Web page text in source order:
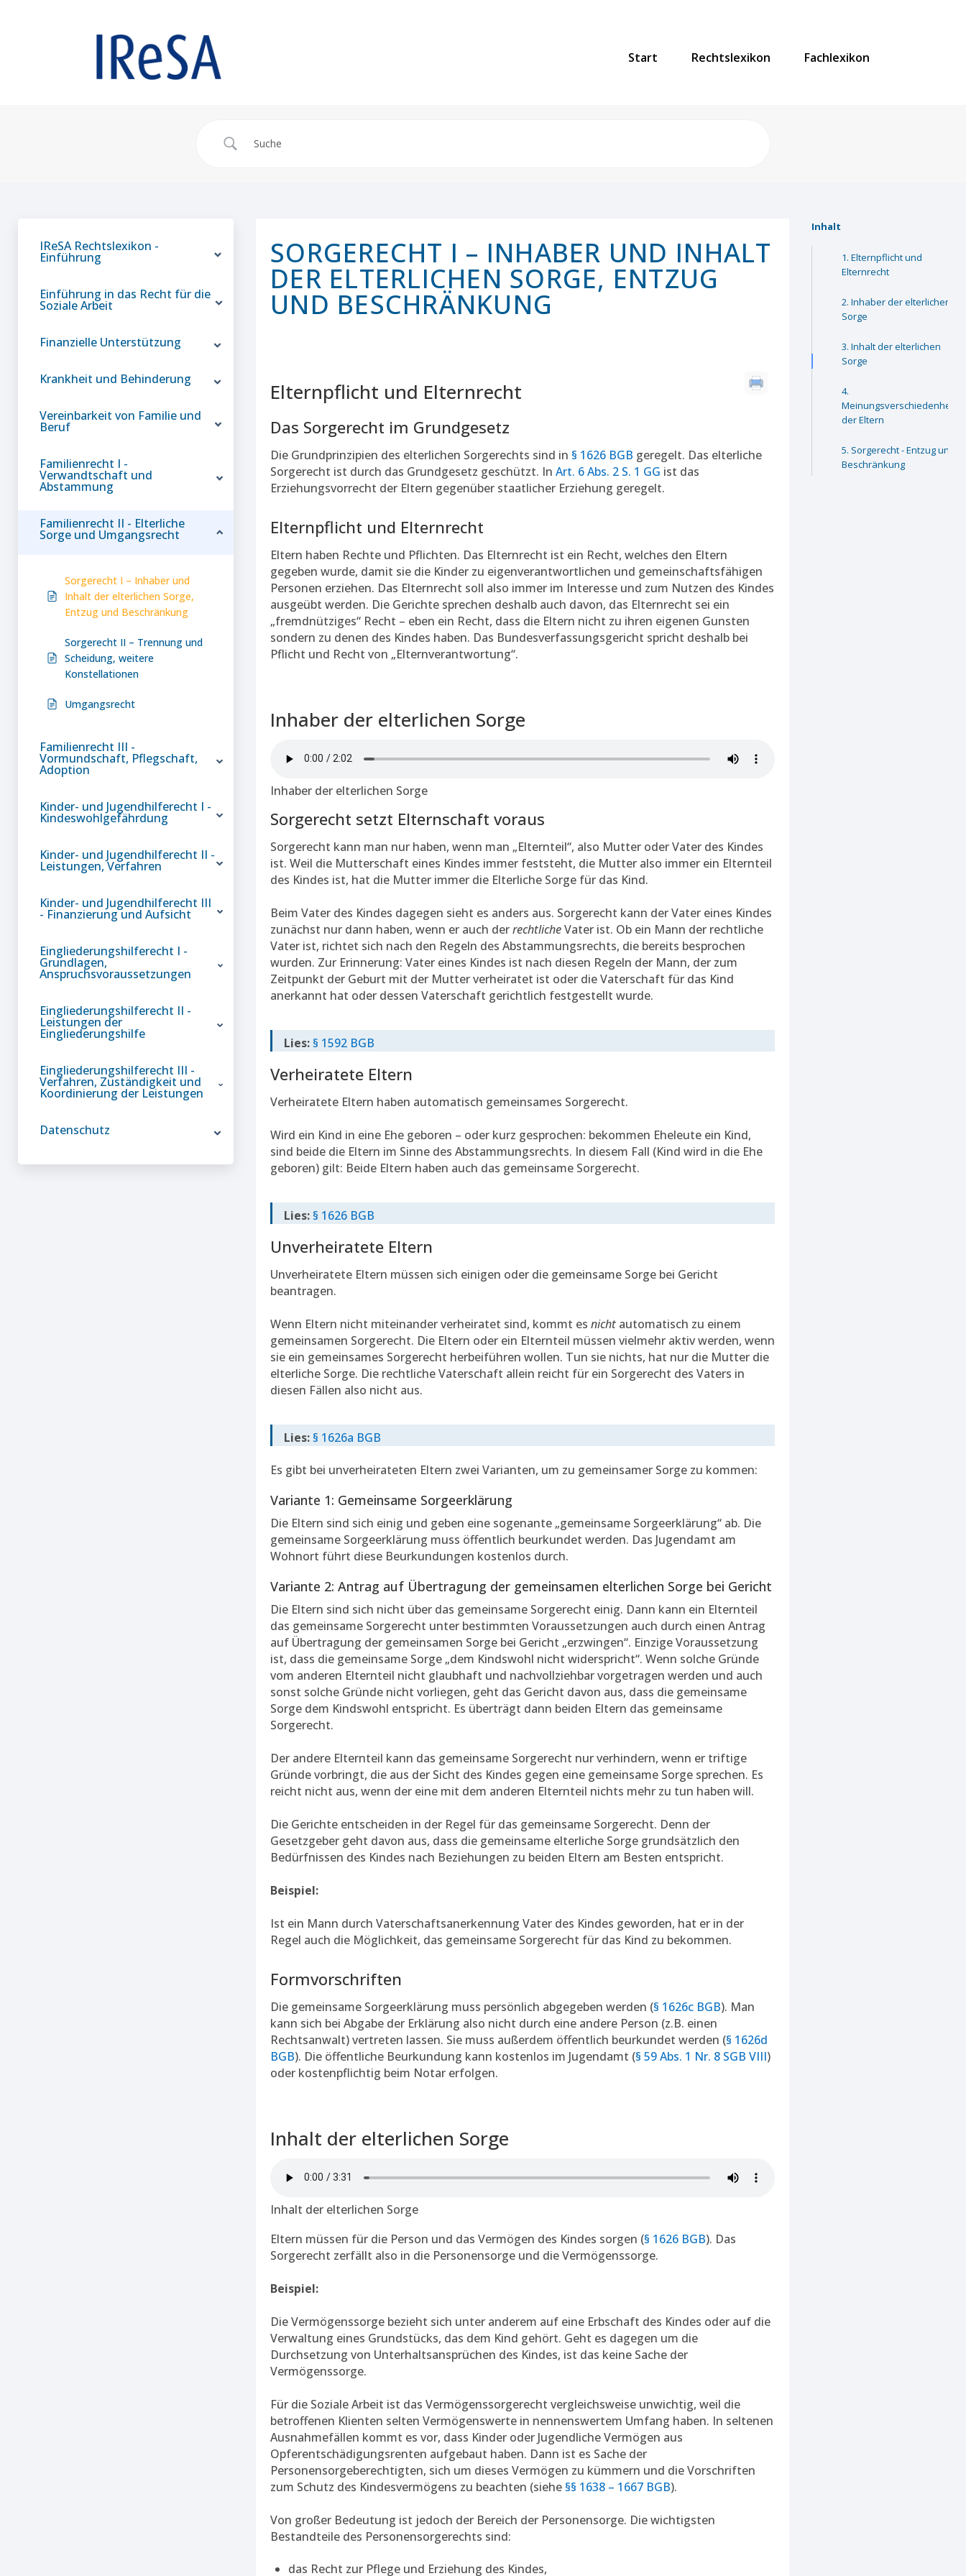
Start Rechtslexikon Fachlexikon
IReSA Rechtslexikon -
Einführung
Einführung in das Recht für die
Soziale Arbeit
Finanzielle Unterstützung
Krankheit und Behinderung
Vereinbarkeit von Familie und
Beruf
Familienrecht I -
Verwandtschaft und
Abstammung
Familienrecht II - Elterliche
Sorge und Umgangsrecht
Sorgerecht I – Inhaber und
Inhalt der elterlichen Sorge,
Entzug und Beschränkung
Sorgerecht II – Trennung und
Scheidung, weitere
Konstellationen
Umgangsrecht
Familienrecht III -
Vormundschaft, Pflegschaft,
Adoption
Kinder- und Jugendhilferecht I -
Kindeswohlgefährdung
Kinder- und Jugendhilferecht II -
Leistungen, Verfahren
Kinder- und Jugendhilferecht III
- Finanzierung und Aufsicht
Eingliederungshilferecht I -
Grundlagen,
Anspruchsvoraussetzungen
Eingliederungshilferecht II -
Leistungen der
Eingliederungshilfe
Eingliederungshilferecht III -
Verfahren, Zuständigkeit und
Koordinierung der Leistungen
Datenschutz
SORGERECHT I – INHABER UND INHALT
DER ELTERLICHEN SORGE, ENTZUG
UND BESCHRÄNKUNG
Elternpflicht und Elternrecht
Das Sorgerecht im Grundgesetz
Die Grundprinzipien des elterlichen Sorgerechts sind in § 1626 BGB geregelt. Das elterliche
Sorgerecht ist durch das Grundgesetz geschützt. In Art. 6 Abs. 2 S. 1 GG ist das
Erziehungsvorrecht der Eltern gegenüber staatlicher Erziehung geregelt.
Elternpflicht und Elternrecht
Eltern haben Rechte und Pflichten. Das Elternrecht ist ein Recht, welches den Eltern
gegeben wurde, damit sie die Kinder zu eigenverantwortlichen und gemeinschaftsfähigen
Personen erziehen. Das Elternrecht soll also immer im Interesse und zum Nutzen des Kindes
ausgeübt werden. Die Gerichte sprechen deshalb auch davon, das Elternrecht sei ein
„fremdnütziges“ Recht – eben ein Recht, dass die Eltern nicht zu ihren eigenen Gunsten
sondern zu denen des Kindes haben. Das Bundesverfassungsgericht spricht deshalb bei
Pflicht und Recht von „Elternverantwortung“.
Inhaber der elterlichen Sorge
Inhaber der elterlichen Sorge
Sorgerecht setzt Elternschaft voraus
Sorgerecht kann man nur haben, wenn man „Elternteil“, also Mutter oder Vater des Kindes
ist. Weil die Mutterschaft eines Kindes immer feststeht, die Mutter also immer ein Elternteil
des Kindes ist, hat die Mutter immer die Elterliche Sorge für das Kind.
Beim Vater des Kindes dagegen sieht es anders aus. Sorgerecht kann der Vater eines Kindes
zunächst nur dann haben, wenn er auch derrechtlicheVater ist. Ob ein Mann der rechtliche
Vater ist, richtet sich nach den Regeln des Abstammungsrechts, die bereits besprochen
wurden. Zur Erinnerung: Vater eines Kindes ist nach diesen Regeln der Mann, der zum
Zeitpunkt der Geburt mit der Mutter verheiratet ist oder die Vaterschaft für das Kind
anerkannt hat oder dessen Vaterschaft gerichtlich festgestellt wurde.
Lies:§ 1592 BGB
Verheiratete Eltern
Verheiratete Eltern haben automatisch gemeinsames Sorgerecht.
Wird ein Kind in eine Ehe geboren – oder kurz gesprochen: bekommen Eheleute ein Kind,
sind beide die Eltern im Sinne des Abstammungsrechts. In diesem Fall (Kind wird in die Ehe
geboren) gilt: Beide Eltern haben auch das gemeinsame Sorgerecht.
Lies:§ 1626 BGB
Unverheiratete Eltern
Unverheiratete Eltern müssen sich einigen oder die gemeinsame Sorge bei Gericht
beantragen.
Wenn Eltern nicht miteinander verheiratet sind, kommt es nichtautomatisch zu einem
gemeinsamen Sorgerecht. Die Eltern oder ein Elternteil müssen vielmehr aktiv werden, wenn
sie ein gemeinsames Sorgerecht herbeiführen wollen. Tun sie nichts, hat nur die Mutter die
elterliche Sorge. Die rechtliche Vaterschaft allein reicht für ein Sorgerecht des Vaters in
diesen Fällen also nicht aus.
Lies:§ 1626a BGB
Es gibt bei unverheirateten Eltern zwei Varianten, um zu gemeinsamer Sorge zu kommen:
Variante 1: Gemeinsame Sorgeerklärung
Die Eltern sind sich einig und geben eine sogenante „gemeinsame Sorgeerklärung“ ab. Die
gemeinsame Sorgeerklärung muss öffentlich beurkundet werden. Das Jugendamt am
Wohnort führt diese Beurkundungen kostenlos durch.
Variante 2: Antrag auf Übertragung der gemeinsamen elterlichen Sorge bei Gericht
Die Eltern sind sich nicht über das gemeinsame Sorgerecht einig. Dann kann ein Elternteil
das gemeinsame Sorgerecht unter bestimmten Voraussetzungen auch durch einen Antrag
auf Übertragung der gemeinsamen Sorge bei Gericht „erzwingen“. Einzige Voraussetzung
ist, dass die gemeinsame Sorge „dem Kindswohl nicht widerspricht“. Wenn solche Gründe
vom anderen Elternteil nicht glaubhaft und nachvollziehbar vorgetragen werden und auch
sonst solche Gründe nicht vorliegen, geht das Gericht davon aus, dass die gemeinsame
Sorge dem Kindswohl entspricht. Es überträgt dann beiden Eltern das gemeinsame
Sorgerecht.
Der andere Elternteil kann das gemeinsame Sorgerecht nur verhindern, wenn er triftige
Gründe vorbringt, die aus der Sicht des Kindes gegen eine gemeinsame Sorge sprechen. Es
reicht nicht aus, wenn der eine mit dem anderen Elternteil nichts mehr zu tun haben will.
Die Gerichte entscheiden in der Regel für das gemeinsame Sorgerecht. Denn der
Gesetzgeber geht davon aus, dass die gemeinsame elterliche Sorge grundsätzlich den
Bedürfnissen des Kindes nach Beziehungen zu beiden Eltern am Besten entspricht.
Beispiel:
Ist ein Mann durch Vaterschaftsanerkennung Vater des Kindes geworden, hat er in der
Regel auch die Möglichkeit, das gemeinsame Sorgerecht für das Kind zu bekommen.
Formvorschriften
Die gemeinsame Sorgeerklärung muss persönlich abgegeben werden (§ 1626c BGB). Man
kann sich bei Abgabe der Erklärung also nicht durch eine andere Person (z.B. einen
Rechtsanwalt) vertreten lassen. Sie muss außerdem öffentlich beurkundet werden (§ 1626d
BGB). Die öffentliche Beurkundung kann kostenlos im Jugendamt (§ 59 Abs. 1 Nr. 8 SGB VIII)
oder kostenpflichtig beim Notar erfolgen.
Inhalt der elterlichen Sorge
Inhalt der elterlichen Sorge
Eltern müssen für die Person und das Vermögen des Kindes sorgen (§ 1626 BGB). Das
Sorgerecht zerfällt also in die Personensorge und die Vermögenssorge.
Beispiel:
Die Vermögenssorge bezieht sich unter anderem auf eine Erbschaft des Kindes oder auf die
Verwaltung eines Grundstücks, das dem Kind gehört. Geht es dagegen um die
Durchsetzung von Unterhaltsansprüchen des Kindes, ist das keine Sache der
Vermögenssorge.
Für die Soziale Arbeit ist das Vermögenssorgerecht vergleichsweise unwichtig, weil die
betroffenen Klienten selten Vermögenswerte in nennenswertem Umfang haben. In seltenen
Ausnahmefällen kommt es vor, dass Kinder oder Jugendliche Vermögen aus
Opferentschädigungsrenten aufgebaut haben. Dann ist es Sache der
Personensorgeberechtigten, sich um dieses Vermögen zu kümmern und die Vorschriften
zum Schutz des Kindesvermögens zu beachten (siehe§§ 1638 – 1667 BGB).
Von großer Bedeutung ist jedoch der Bereich der Personensorge. Die wichtigsten
Bestandteile des Personensorgerechts sind:
das Recht zur Pflege und Erziehung des Kindes,
Inhalt
Elternpflicht und
Elternrecht
Inhaber der elterlichen
Sorge
Inhalt der elterlichen
Sorge
der Eltern
Sorgerecht - Entzug und
Beschränkung